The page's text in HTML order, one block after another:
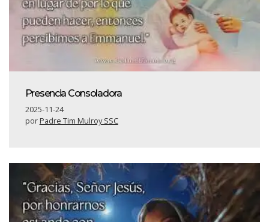
Presencia Consoladora
2025-11-24
porPadre Tim Mulroy SSC